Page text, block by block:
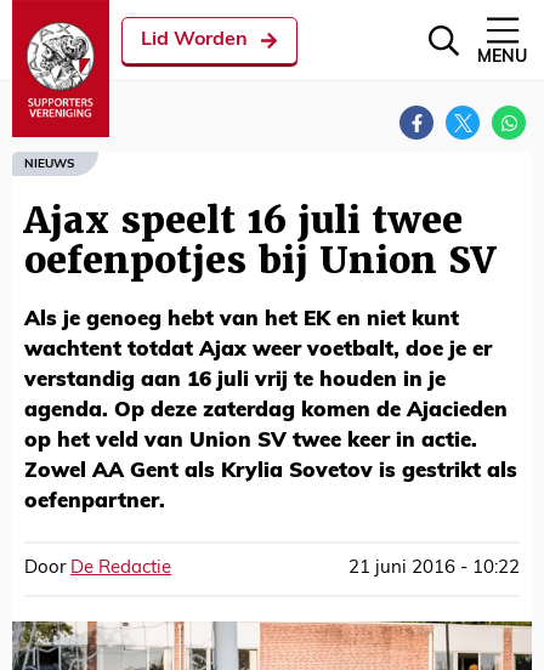
Lid Worden
MENU
NIEUWS
Ajax speelt 16 juli twee
oefenpotjes bij Union SV
Als je genoeg hebt van het EK en niet kunt
wachtent totdat Ajax weer voetbalt, doe je er
verstandig aan 16 juli vrij te houden in je
agenda. Op deze zaterdag komen de Ajacieden
op het veld van Union SV twee keer in actie.
Zowel AA Gent als Krylia Sovetov is gestrikt als
oefenpartner.
Door De Redactie 21 juni 2016 - 10:22